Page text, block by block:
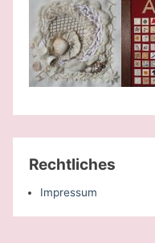
Rechtliches
Impressum